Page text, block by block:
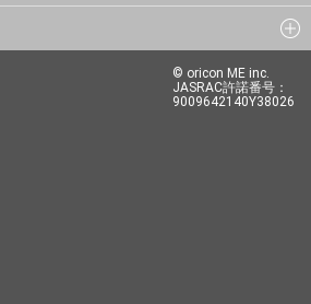
© oricon ME inc.
JASRAC許諾番号：
9009642140Y38026